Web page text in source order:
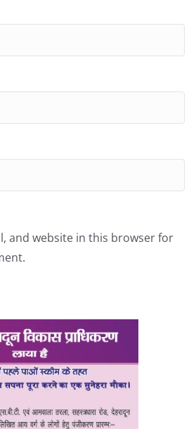
and website in this browser for